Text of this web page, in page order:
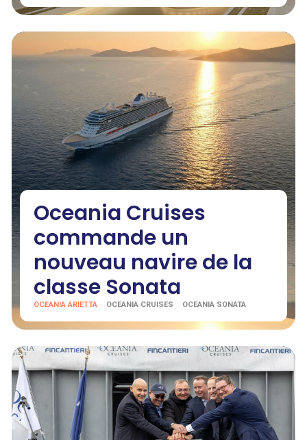
Oceania Cruises
commande un
nouveau navire de la
classe Sonata
OCEANIA ARIETTA OCEANIA CRUISES OCEANIA SONATA